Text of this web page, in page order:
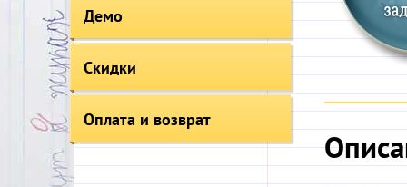
Демо
Скидки
Оплата и возврат